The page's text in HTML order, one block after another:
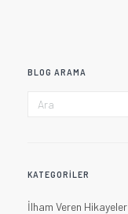
BLOG ARAMA
KATEGORILER
İlham Veren Hikayeler